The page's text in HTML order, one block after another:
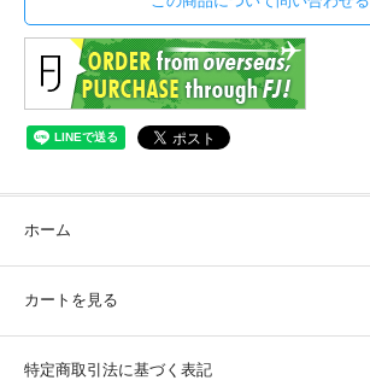
ホーム
カートを見る
特定商取引法に基づく表記